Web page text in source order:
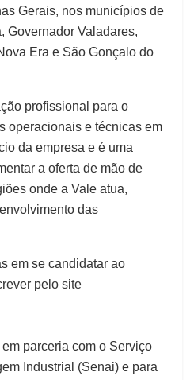
Gerais, nos municípios de
Governador Valadares,
Era e São Gonçalo do
profissional para o
operacionais e técnicas em
da empresa e é uma
a oferta de mão de
onde a Vale atua,
das
em se candidatar ao
pelo site
parceria com o Serviço
Industrial (Senai) e para